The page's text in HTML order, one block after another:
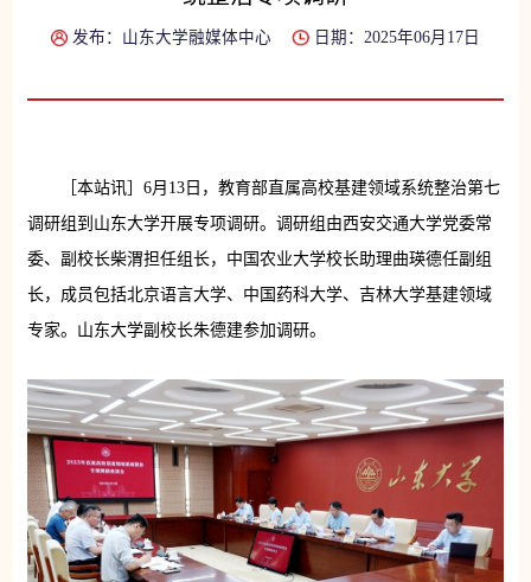
发布：山东大学融媒体中心 日期：2025年06月17日
［本站讯］6月13日，教育部直属高校基建领域系统整治第七
调研组到山东大学开展专项调研。调研组由西安交通大学党委常
委、副校长柴渭担任组长，中国农业大学校长助理曲瑛德任副组
长，成员包括北京语言大学、中国药科大学、吉林大学基建领域
专家。山东大学副校长朱德建参加调研。